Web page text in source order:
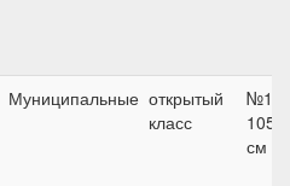
Муниципальные открытый
класс
№12,
105
см